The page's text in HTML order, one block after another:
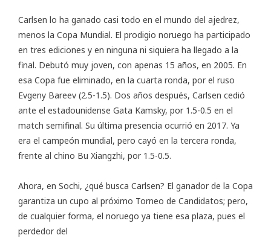
Carlsen lo ha ganado casi todo en el mundo del ajedrez,
menos la Copa Mundial. El prodigio noruego ha participado
en tres ediciones y en ninguna ni siquiera ha llegado a la
final. Debutó muy joven, con apenas 15 años, en 2005. En
esa Copa fue eliminado, en la cuarta ronda, por el ruso
Evgeny Bareev (2.5-1.5). Dos años después, Carlsen cedió
ante el estadounidense Gata Kamsky, por 1.5-0.5 en el
match semifinal. Su última presencia ocurrió en 2017. Ya
era el campeón mundial, pero cayó en la tercera ronda,
frente al chino Bu Xiangzhi, por 1.5-0.5.
Ahora, en Sochi, ¿qué busca Carlsen? El ganador de la Copa
garantiza un cupo al próximo Torneo de Candidatos; pero,
de cualquier forma, el noruego ya tiene esa plaza, pues el
perdedor del